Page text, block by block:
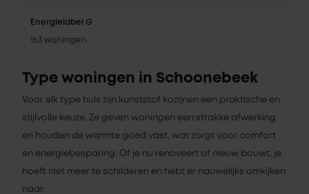
Energielabel G
163 woningen
Type woningen in Schoonebeek
Voor elk type huis zijn kunststof kozijnen een praktische en
stijlvolle keuze. Ze geven woningen een strakke afwerking
en houden de warmte goed vast, wat zorgt voor comfort
en energiebesparing. Of je nu renoveert of nieuw bouwt, je
hoeft niet meer te schilderen en hebt er nauwelijks omkijken
naar.